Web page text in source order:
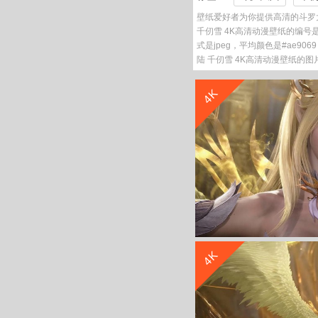
壁纸爱好者为你提供高清的斗
千仞雪 4K高清动漫壁纸的编号
式是jpeg，平均颜色是
陆 千仞雪 4K高清动漫壁纸的图
4K
斗罗大陆
4K